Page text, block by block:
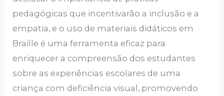
pedagógicas que incentivarão a inclusão e a
empatia, e o uso de materiais didáticos em
Braille é uma ferramenta eficaz para
enriquecer a compreensão dos estudantes
sobre as experiências escolares de uma
criança com deficiência visual, promovendo